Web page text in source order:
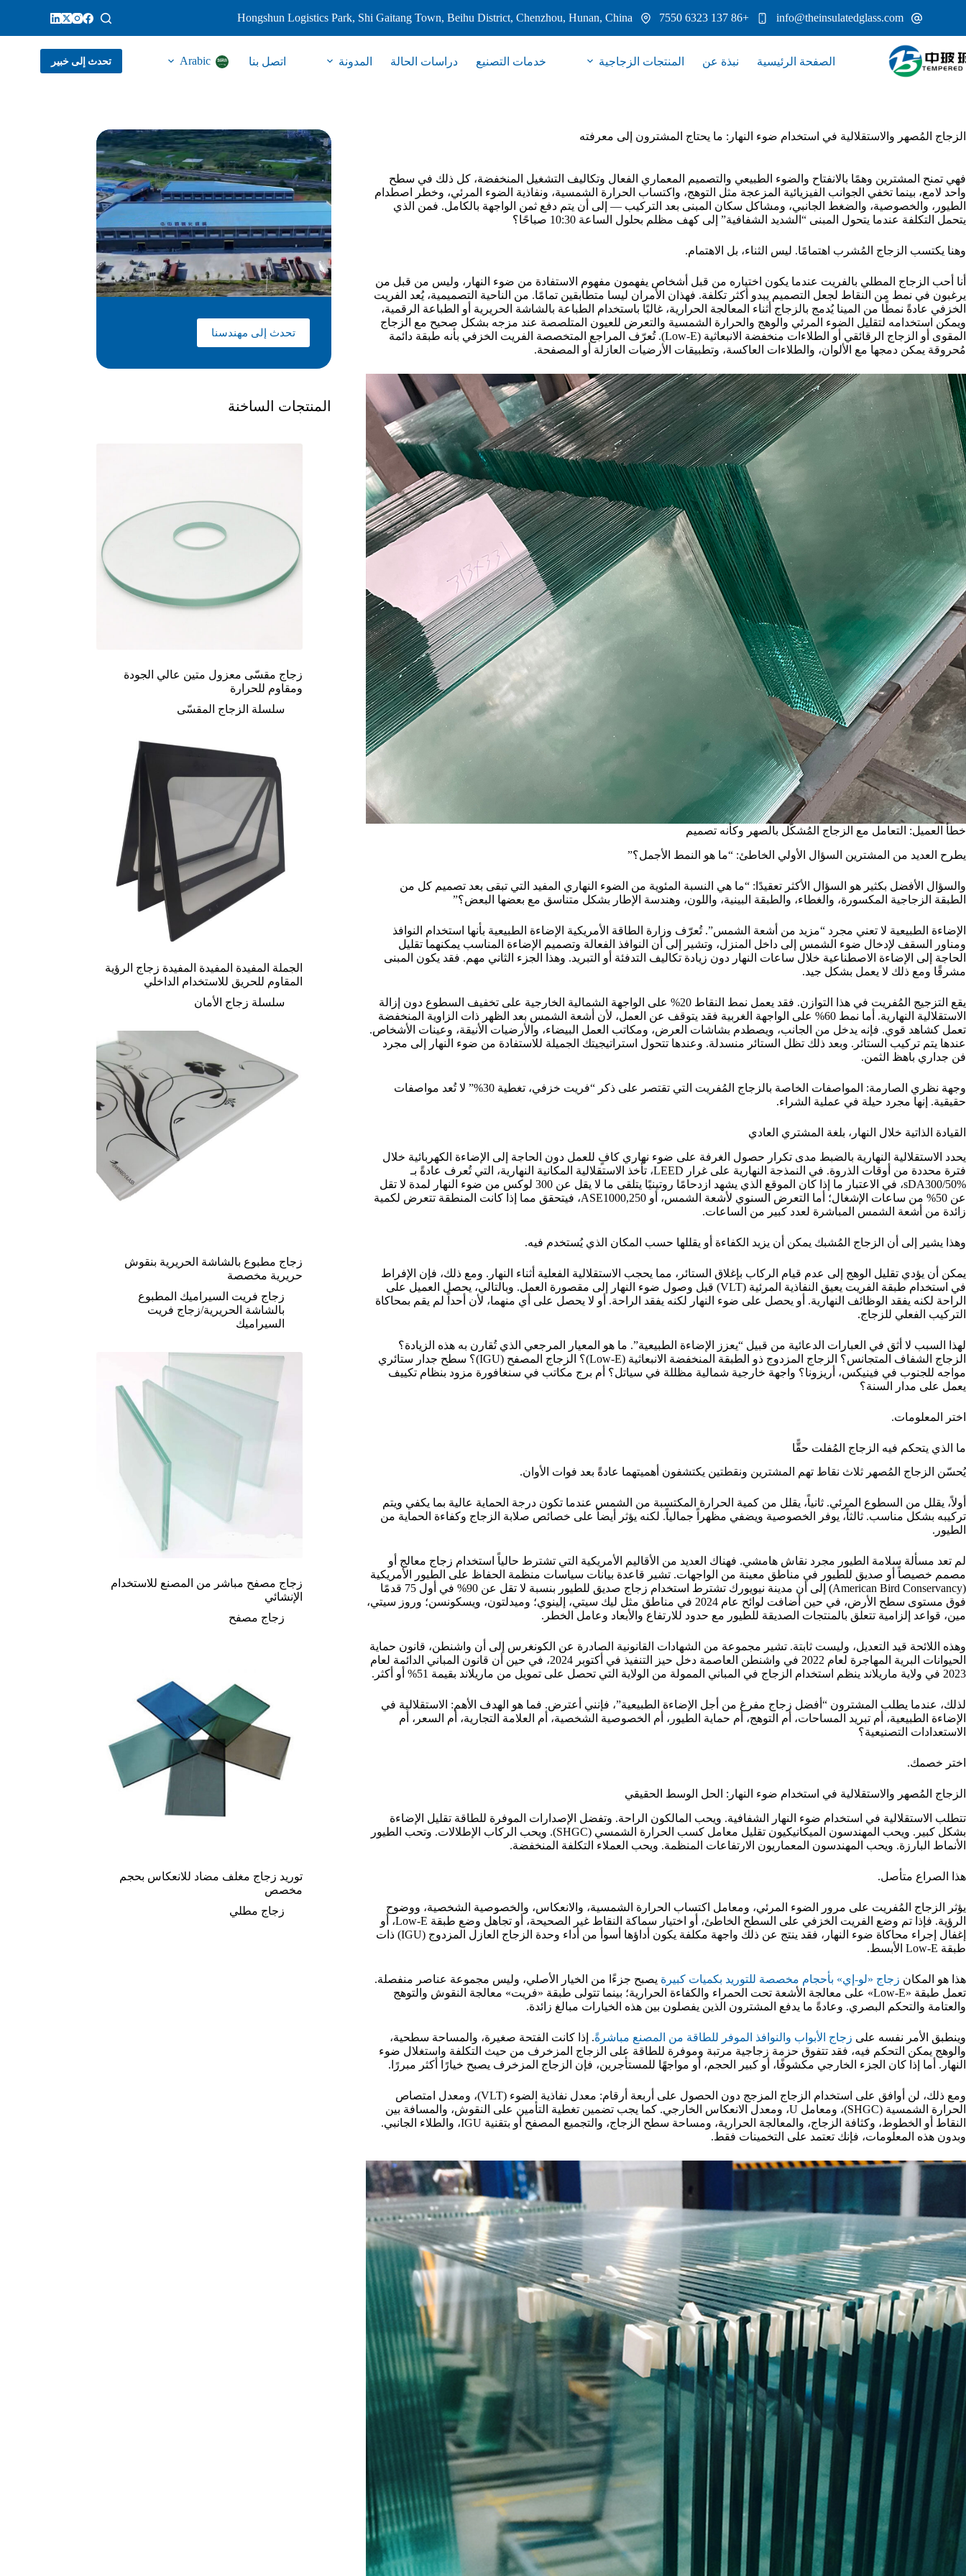
المحتوى
info@theinsulatedglass.com
+86 137 6323 7550
Hongshun Logistics Park, Shi Gaitang Town, Beihu District, Chenzhou, Hunan, China
الصفحة الرئيسية نبذة عن المنتجات الزجاجية خدمات التصنيع دراسات الحالة المدونة اتصل بنا Arabic تحدث إلى خبير
الزجاج المُصهر والاستقلالية في استخدام ضوء النهار: ما يحتاج المشترون إلى معرفته
فهي تمنح المشترين وهمًا بالانفتاح والضوء الطبيعي والتصميم المعماري الفعال وتكاليف التشغيل المنخفضة، كل ذلك في سطح
واحد لامع، بينما تخفي الجوانب الفيزيائية المزعجة مثل التوهج، واكتساب الحرارة الشمسية، ونفاذية الضوء المرئي، وخطر اصطدام
الطيور، والخصوصية، والضغط الجانبي، ومشاكل سكان المبنى بعد التركيب — إلى أن يتم دفع ثمن الواجهة بالكامل. فمن الذي
يتحمل التكلفة عندما يتحول المبنى “الشديد الشفافية” إلى كهف مظلم بحلول الساعة 10:30 صباحًا؟
وهنا يكتسب الزجاج المُشرب اهتمامًا. ليس الثناء، بل الاهتمام.
أنا أحب الزجاج المطلي بالفريت عندما يكون اختياره من قبل أشخاص يفهمون مفهوم الاستفادة من ضوء النهار، وليس من قبل من
يرغبون في نمط من النقاط لجعل التصميم يبدو أكثر تكلفة. فهذان الأمران ليسا متطابقين تمامًا. من الناحية التصميمية، يُعد الفريت
الخزفي عادةً نمطًا من المينا يُدمج بالزجاج أثناء المعالجة الحرارية، غالبًا باستخدام الطباعة بالشاشة الحريرية أو الطباعة الرقمية،
ويمكن استخدامه لتقليل الضوء المرئي والوهج والحرارة الشمسية والتعرض للعيون المتلصصة عند مزجه بشكل صحيح مع الزجاج
المقوى أو الزجاج الرقائقي أو الطلاءات منخفضة الانبعاثية (Low-E). تُعرّف المراجع المتخصصة الفريت الخزفي بأنه طبقة دائمة
مُحروقة يمكن دمجها مع الألوان، والطلاءات العاكسة، وتطبيقات الأرضيات العازلة أو المصفحة.
خطأ العميل: التعامل مع الزجاج المُشكّل بالصهر وكأنه تصميم
يطرح العديد من المشترين السؤال الأولي الخاطئ: “ما هو النمط الأجمل؟”
والسؤال الأفضل بكثير هو السؤال الأكثر تعقيدًا: “ما هي النسبة المئوية من الضوء النهاري المفيد التي تبقى بعد تصميم كل من
الطبقة الزجاجية المكسورة، والغطاء، والطبقة البينية، واللون، وهندسة الإطار بشكل متناسق مع بعضها البعض؟”
الإضاءة الطبيعية لا تعني مجرد “مزيد من أشعة الشمس”. تُعرّف وزارة الطاقة الأمريكية الإضاءة الطبيعية بأنها استخدام النوافذ
ومناور السقف لإدخال ضوء الشمس إلى داخل المنزل، وتشير إلى أن النوافذ الفعالة وتصميم الإضاءة المناسب يمكنهما تقليل
الحاجة إلى الإضاءة الاصطناعية خلال ساعات النهار دون زيادة تكاليف التدفئة أو التبريد. وهذا الجزء الثاني مهم. فقد يكون المبنى
مشرقًا ومع ذلك لا يعمل بشكل جيد.
يقع التزجيج المُفريت في هذا التوازن. فقد يعمل نمط النقاط 20% على الواجهة الشمالية الخارجية على تخفيف السطوع دون إزالة
الاستقلالية النهارية. أما نمط 60% على الواجهة الغربية فقد يتوقف عن العمل، لأن أشعة الشمس بعد الظهر ذات الزاوية المنخفضة
تعمل كشاهد قوي. فإنه يدخل من الجانب، ويصطدم بشاشات العرض، ومكاتب العمل البيضاء، والأرضيات الأنيقة، وعينات الأشخاص.
عندها يتم تركيب الستائر. وبعد ذلك تظل الستائر منسدلة. وعندها تتحول استراتيجيتك الجميلة للاستفادة من ضوء النهار إلى مجرد
فن جداري باهظ الثمن.
وجهة نظري الصارمة: المواصفات الخاصة بالزجاج المُفريت التي تقتصر على ذكر “فريت خزفي، تغطية 30%” لا تُعد مواصفات
حقيقية. إنها مجرد حيلة في عملية الشراء.
القيادة الذاتية خلال النهار، بلغة المشتري العادي
يحدد الاستقلالية النهارية بالضبط مدى تكرار حصول الغرفة على ضوء نهاري كافٍ للعمل دون الحاجة إلى الإضاءة الكهربائية خلال
فترة محددة من أوقات الذروة. في النمذجة النهارية على غرار LEED، تأخذ الاستقلالية المكانية النهارية، التي تُعرف عادةً بـ
sDA300/50%، في الاعتبار ما إذا كان الموقع الذي يشهد ازدحامًا روتينيًا يتلقى ما لا يقل عن 300 لوكس من ضوء النهار لمدة لا تقل
عن 50% من ساعات الإشغال؛ أما التعرض السنوي لأشعة الشمس، أو ASE1000,250، فيتحقق مما إذا كانت المنطقة تتعرض لكمية
زائدة من أشعة الشمس المباشرة لعدد كبير من الساعات.
وهذا يشير إلى أن الزجاج المُشبك يمكن أن يزيد الكفاءة أو يقللها حسب المكان الذي يُستخدم فيه.
يمكن أن يؤدي تقليل الوهج إلى عدم قيام الركاب بإغلاق الستائر، مما يحجب الاستقلالية الفعلية أثناء النهار. ومع ذلك، فإن الإفراط
في استخدام طبقة الفريت يعيق النفاذية المرئية (VLT) قبل وصول ضوء النهار إلى مقصورة العمل. وبالتالي، يحصل العميل على
الراحة لكنه يفقد الوظائف النهارية. أو يحصل على ضوء النهار لكنه يفقد الراحة. أو لا يحصل على أي منهما، لأن أحداً لم يقم بمحاكاة
التركيب الفعلي للزجاج.
لهذا السبب لا أثق في العبارات الدعائية من قبيل “يعزز الإضاءة الطبيعية”. ما هو المعيار المرجعي الذي تُقارن به هذه الزيادة؟
الزجاج الشفاف المتجانس؟ الزجاج المزدوج ذو الطبقة المنخفضة الانبعاثية (Low-E)؟ الزجاج المصفح (IGU)؟ سطح جدار ستائري
مواجه للجنوب في فينيكس، أريزونا؟ واجهة خارجية شمالية مظللة في سياتل؟ أم برج مكاتب في سنغافورة مزود بنظام تكييف
يعمل على مدار السنة؟
اختر المعلومات.
ما الذي يتحكم فيه الزجاج المُفلت حقًّا
يُحسّن الزجاج المُصهر ثلاث نقاط تهم المشترين ونقطتين يكتشفون أهميتهما عادةً بعد فوات الأوان.
أولاً، يقلل من السطوع المرئي. ثانياً، يقلل من كمية الحرارة المكتسبة من الشمس عندما تكون درجة الحماية عالية بما يكفي ويتم
تركيبه بشكل مناسب. ثالثاً، يوفر الخصوصية ويضفي مظهراً جمالياً. لكنه يؤثر أيضاً على خصائص صلابة الزجاج وكفاءة الحماية من
الطيور.
لم تعد مسألة سلامة الطيور مجرد نقاش هامشي. فهناك العديد من الأقاليم الأمريكية التي تشترط حالياً استخدام زجاج معالج أو
مصمم خصيصاً أو صديق للطيور في مناطق معينة من الواجهات. تشير قاعدة بيانات سياسات منظمة الحفاظ على الطيور الأمريكية
(American Bird Conservancy) إلى أن مدينة نيويورك تشترط استخدام زجاج صديق للطيور بنسبة لا تقل عن 90% في أول 75 قدمًا
فوق مستوى سطح الأرض، في حين أضافت لوائح عام 2024 في مناطق مثل ليك سيتي، إلينوي؛ وميدلتون، ويسكونسن؛ وروز سيتي،
مين، قواعد إلزامية تتعلق بالمنتجات الصديقة للطيور مع حدود للارتفاع والأبعاد وعامل الخطر.
وهذه اللائحة قيد التعديل، وليست ثابتة. تشير مجموعة من الشهادات القانونية الصادرة عن الكونغرس إلى أن واشنطن، قانون حماية
الحيوانات البرية المهاجرة لعام 2022 في واشنطن العاصمة دخل حيز التنفيذ في أكتوبر 2024، في حين أن قانون المباني الدائمة لعام
2023 في ولاية ماريلاند ينظم استخدام الزجاج في المباني الممولة من الولاية التي تحصل على تمويل من ماريلاند بقيمة 51% أو أكثر.
لذلك، عندما يطلب المشترون “أفضل زجاج مفرغ من أجل الإضاءة الطبيعية”، فإنني أعترض. فما هو الهدف الأهم: الاستقلالية في
الإضاءة الطبيعية، أم تبريد المساحات، أم التوهج، أم حماية الطيور، أم الخصوصية الشخصية، أم العلامة التجارية، أم السعر، أم
الاستعدادات التصنيعية؟
اختر خصمك.
الزجاج المُصهر والاستقلالية في استخدام ضوء النهار: الحل الوسط الحقيقي
تتطلب الاستقلالية في استخدام ضوء النهار الشفافية. ويحب المالكون الراحة. وتفضل الإصدارات الموفرة للطاقة تقليل الإضاءة
بشكل كبير. ويحب المهندسون الميكانيكيون تقليل معامل كسب الحرارة الشمسي (SHGC). ويحب الركاب الإطلالات. وتحب الطيور
الأنماط البارزة. ويحب المهندسون المعماريون الارتفاعات المنظمة. ويحب العملاء التكلفة المنخفضة.
هذا الصراع متأصل.
يؤثر الزجاج المُفريت على مرور الضوء المرئي، ومعامل اكتساب الحرارة الشمسية، والانعكاس، والخصوصية الشخصية، ووضوح
الرؤية. فإذا تم وضع الفريت الخزفي على السطح الخاطئ، أو اختيار سماكة النقاط غير الصحيحة، أو تجاهل وضع طبقة Low-E، أو
إغفال إجراء محاكاة ضوء النهار، فقد ينتج عن ذلك واجهة مكلفة يكون أداؤها أسوأ من أداء وحدة الزجاج العازل المزدوج (IGU) ذات
طبقة Low-E الأبسط.
هذا هو المكان زجاج «لو-إي» بأحجام مخصصة للتوريد بكميات كبيرة يصبح جزءًا من الخيار الأصلي، وليس مجموعة عناصر منفصلة.
تعمل طبقة «Low-E» على معالجة الأشعة تحت الحمراء والكفاءة الحرارية؛ بينما تتولى طبقة «فريت» معالجة النقوش والتوهج
والعتامة والتحكم البصري. وعادةً ما يدفع المشترون الذين يفصلون بين هذه الخيارات مبالغ زائدة.
وينطبق الأمر نفسه على زجاج الأبواب والنوافذ الموفر للطاقة من المصنع مباشرةً. إذا كانت الفتحة صغيرة، والمساحة سطحية،
والوهج يمكن التحكم فيه، فقد تتفوق حزمة زجاجية مرتبة وموفرة للطاقة على الزجاج المزخرف من حيث التكلفة واستغلال ضوء
النهار. أما إذا كان الجزء الخارجي مكشوفًا، أو كبير الحجم، أو مواجهًا للمستأجرين، فإن الزجاج المزخرف يصبح خيارًا أكثر مبررًا.
ومع ذلك، لن أوافق على استخدام الزجاج المزجج دون الحصول على أربعة أرقام: معدل نفاذية الضوء (VLT)، ومعدل امتصاص
الحرارة الشمسية (SHGC)، ومعامل U، ومعدل الانعكاس الخارجي. كما يجب تضمين تغطية التأمين على النقوش، والمسافة بين
النقاط أو الخطوط، وكثافة الزجاج، والمعالجة الحرارية، ومساحة سطح الزجاج، والتجميع المصفح أو بتقنية IGU، والطلاء الجانبي.
وبدون هذه المعلومات، فإنك تعتمد على التخمينات فقط.
تحدث إلى مهندسنا
المنتجات الساخنة
زجاج مقسّى معزول متين عالي الجودة
ومقاوم للحرارة
سلسلة الزجاج المقسّى
الجملة المفيدة المفيدة المفيدة زجاج الرؤية
المقاوم للحريق للاستخدام الداخلي
سلسلة زجاج الأمان
زجاج مطبوع بالشاشة الحريرية بنقوش
حريرية مخصصة
زجاج فريت السيراميك المطبوع
بالشاشة الحريرية/زجاج فريت
السيراميك
زجاج مصفح مباشر من المصنع للاستخدام
الإنشائي
زجاج مصفح
توريد زجاج مغلف مضاد للانعكاس بحجم
مخصص
زجاج مطلي